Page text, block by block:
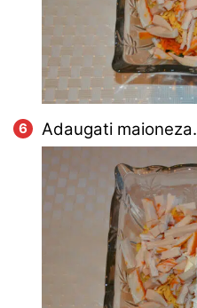
Adaugati maioneza.